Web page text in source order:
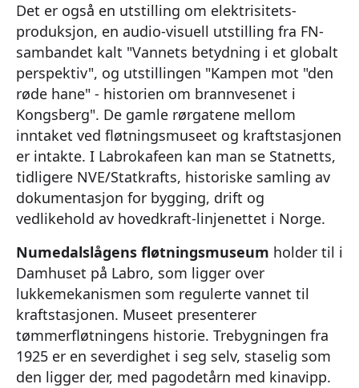
Det er også en utstilling om elektrisitets-
produksjon, en audio-visuell utstilling fra FN-
sambandet kalt "Vannets betydning i et globalt
perspektiv", og utstillingen "Kampen mot "den
røde hane" - historien om brannvesenet i
Kongsberg". De gamle rørgatene mellom
inntaket ved fløtningsmuseet og kraftstasjonen
er intakte. I Labrokafeen kan man se Statnetts,
tidligere NVE/Statkrafts, historiske samling av
dokumentasjon for bygging, drift og
vedlikehold av hovedkraft-linjenettet i Norge.
Numedalslågens fløtningsmuseum holder til i
Damhuset på Labro, som ligger over
lukkemekanismen som regulerte vannet til
kraftstasjonen. Museet presenterer
tømmerfløtningens historie. Trebygningen fra
1925 er en severdighet i seg selv, staselig som
den ligger der, med pagodetårn med kinavipp.